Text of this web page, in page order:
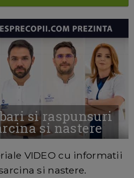
si raspunsuri
si nastere
VIDEO cu informatii
si nastere.